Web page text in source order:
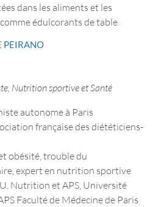
dans les aliments et les
édulcorants de table.
PEIRANO
Nutrition sportive et Santé
autonome à Paris
française des diététiciens-
obésité, trouble du
expert en nutrition sportive
Nutrition et APS, Université
Faculté de Médecine de Paris